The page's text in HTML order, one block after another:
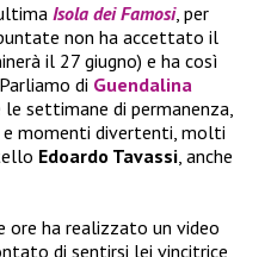
Isola dei Famosi, per
non ha accettato il
il 27 giugno) e ha così
di Guendalina
le settimane di permanenza,
e momenti divertenti, molti
Edoardo Tavassi, anche
ore ha realizzato un video
di sentirsi lei vincitrice